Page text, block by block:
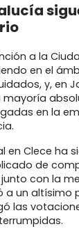
a la
en el
y, en
mayoría
en la
en Clece ha
de
con la
a un altísimo
las